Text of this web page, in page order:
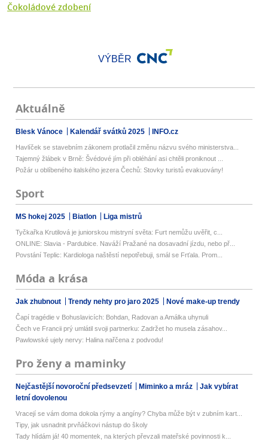
Čokoládové zdobení
VÝBĚR
Aktuálně
Blesk Vánoce Kalendář svátků 2025 INFO.cz
Havlíček se stavebním zákonem protlačil změnu názvu svého ministerstva...
Tajemný žlábek v Brně: Švédové jím při obléhání asi chtěli proniknout ...
Požár u oblíbeného italského jezera Čechů: Stovky turistů evakuovány!
Sport
MS hokej 2025 Biatlon Liga mistrů
Tyčkařka Krutilová je juniorskou mistryní světa: Furt nemůžu uvěřit, c...
ONLINE: Slavia - Pardubice. Naváží Pražané na dosavadní jízdu, nebo př...
Povstání Teplic: Kardiologa naštěstí nepotřebuji, smál se Frťala. Prom...
Móda a krása
Jak zhubnout Trendy nehty pro jaro 2025 Nové make-up trendy
Čapí tragédie v Bohuslavicích: Bohdan, Radovan a Amálka uhynuli
Čech ve Francii prý umlátil svoji partnerku: Zadržet ho musela zásahov...
Pawlowské ujely nervy: Halina nařčena z podvodu!
Pro ženy a maminky
Nejčastější novoroční předsevzetí Miminko a mráz
Jak vybírat
letní dovolenou
Vracejí se vám doma dokola rýmy a angíny? Chyba může být v zubním kart...
Tipy, jak usnadnit prvňáčkovi nástup do školy
Tady hlídám já! 40 momentek, na kterých převzali mateřské povinnosti k...